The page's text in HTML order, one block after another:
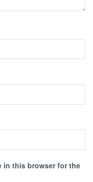
in this browser for the